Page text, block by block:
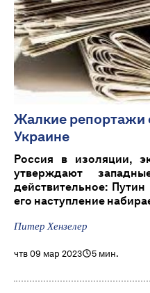
Жалкие репортажи
Украине
Россия в изоляции,
утверждают
действительное:
его наступление
Питер Хензелер
чтв 09 мар 2023 5 мин.